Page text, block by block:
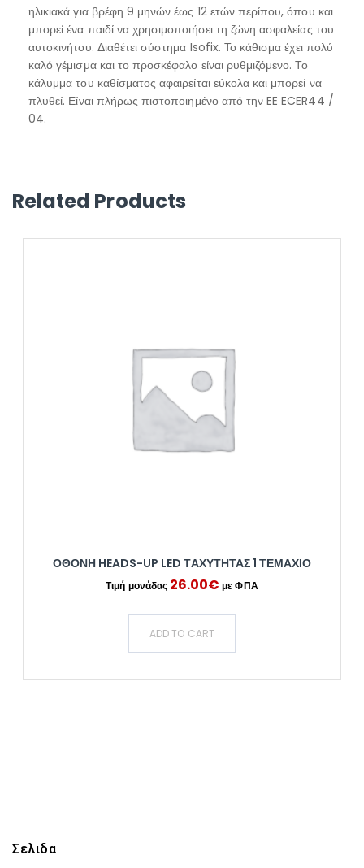
ηλικιακά για βρέφη 9 μηνών έως 12 ετών περίπου, όπου και
μπορεί ένα παιδί να χρησιμοποιήσει τη ζώνη ασφαλείας του
αυτοκινήτου. Διαθέτει σύστημα Isofix. Το κάθισμα έχει πολύ
καλό γέμισμα και το προσκέφαλο είναι ρυθμιζόμενο. Το
κάλυμμα του καθίσματος αφαιρείται εύκολα και μπορεί να
πλυθεί. Είναι πλήρως πιστοποιημένο από την EE ECER44 /
04.
Related Products
ΟΘΌΝΗ HEADS-UP LED ΤΑΧΎΤΗΤΑΣ 1 ΤΕΜΆΧΙΟ
26.00€
ADD TO CART
Σελιδα